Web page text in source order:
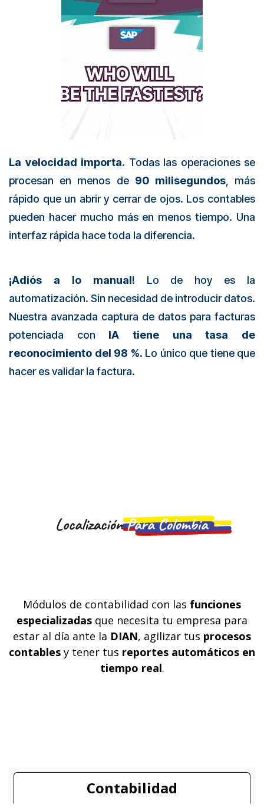
La velocidad importa. Todas las operaciones se
procesan en menos de 90 milisegundos, más
rápido que un abrir y cerrar de ojos. Los contables
pueden hacer mucho más en menos tiempo. Una
interfaz rápida hace toda la diferencia.
¡Adiós a lo manual! Lo de hoy es la
automatización. Sin necesidad de introducir datos.
Nuestra avanzada captura de datos para facturas
potenciada con IA tiene una tasa de
reconocimiento del 98 %. Lo único que tiene que
hacer es validar la factura.
Módulos de contabilidad con las funciones
especializadas que necesita tu empresa para
estar al día ante la DIAN, agilizar tus procesos
contables y tener tus reportes automáticos en
tiempo real.
Contabilidad